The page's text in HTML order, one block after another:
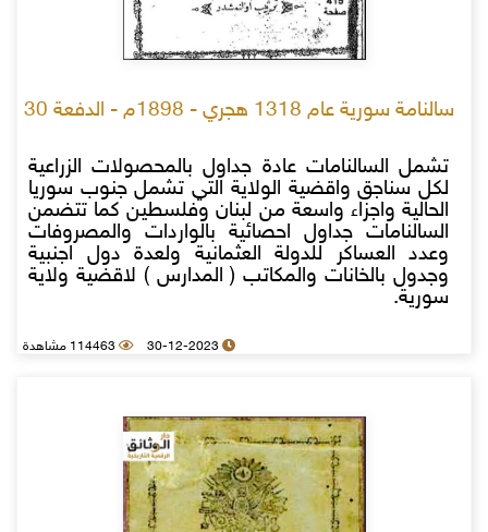
سالنامة سورية عام 1318 هجري - 1898م - الدفعة 30
تشمل السالنامات عادة جداول بالمحصولات الزراعية
لكل سناجق واقضية الولاية التي تشمل جنوب سوريا
الحالية واجزاء واسعة من لبنان وفلسطين كما تتضمن
السالنامات جداول احصائية بالواردات والمصروفات
وعدد العساكر للدولة العثمانية ولعدة دول اجنبية
وجدول بالخانات والمكاتب ( المدارس ) لاقضية ولاية
سورية.
30-12-2023 114463 مشاهدة